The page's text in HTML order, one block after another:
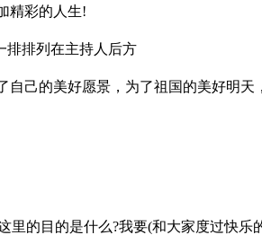
精彩的人生!
排排列在主持人后方
自己的美好愿景，为了祖国的美好明天
里的目的是什么?我要(和大家度过快乐